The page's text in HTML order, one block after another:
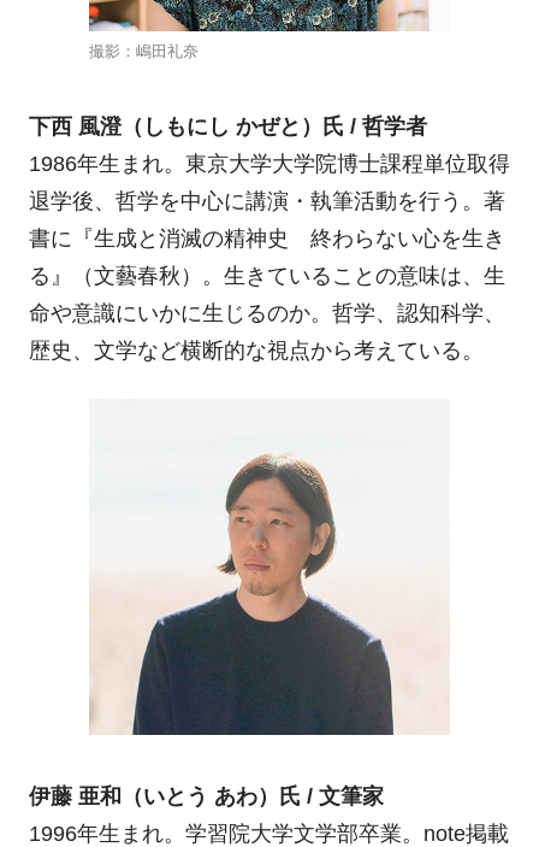
撮影：嶋田礼奈
下西 風澄（しもにし かぜと）氏 / 哲学者
1986年生まれ。東京大学大学院博士課程単位取得
退学後、哲学を中心に講演・執筆活動を行う。著
書に『生成と消滅の精神史 終わらない心を生き
る』（文藝春秋）。生きていることの意味は、生
命や意識にいかに生じるのか。哲学、認知科学、
歴史、文学など横断的な視点から考えている。
伊藤 亜和（いとう あわ）氏 / 文筆家
1996年生まれ。学習院大学文学部卒業。note掲載